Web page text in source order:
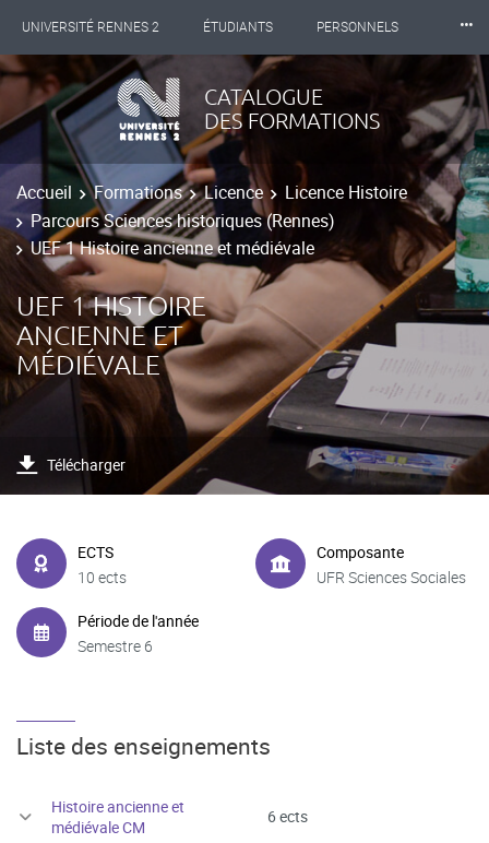
UNIVERSITÉ RENNES 2 ÉTUDIANTS PERSONNELS
INTERNATIONAL PROFESSIONNELS BIBLIOTHÈQUES
LES NOUVELLES DE RENNES 2
⸱⸱⸱
CATALOGUE
DES FORMATIONS
Accueil Formations Licence
Licence Histoire
Parcours Sciences historiques (Rennes)
UEF 1 Histoire ancienne et médiévale
UEF 1 HISTOIRE
ANCIENNE ET
MÉDIÉVALE
Télécharger
ECTS
10 ects
Composante
UFR Sciences Sociales
Période de l'année
Semestre 6
Liste des enseignements
Histoire ancienne et
médiévale CM
6 ects